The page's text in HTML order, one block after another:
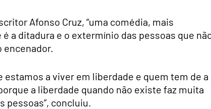
Afonso Cruz, “uma comédia, mais
a ditadura e o extermínio das pessoas que
encenador.
estamos a viver em liberdade e quem tem de a
a liberdade quando não existe faz muita
pessoas”, concluiu.